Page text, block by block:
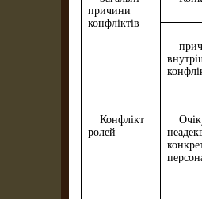
причини
конфліктів
Конфлікт
ролей